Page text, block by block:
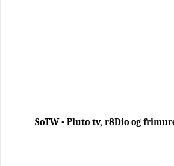
SoTW - Pluto tv, r8Dio og